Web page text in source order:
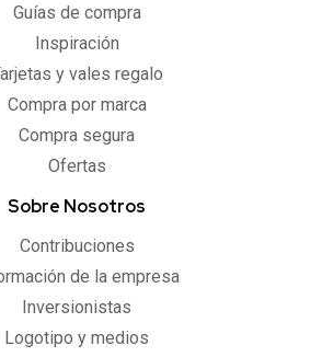
Guías de compra
Inspiración
y vales regalo
Compra por marca
Compra segura
Ofertas
Sobre Nosotros
Contribuciones
de la empresa
Inversionistas
Logotipo y medios